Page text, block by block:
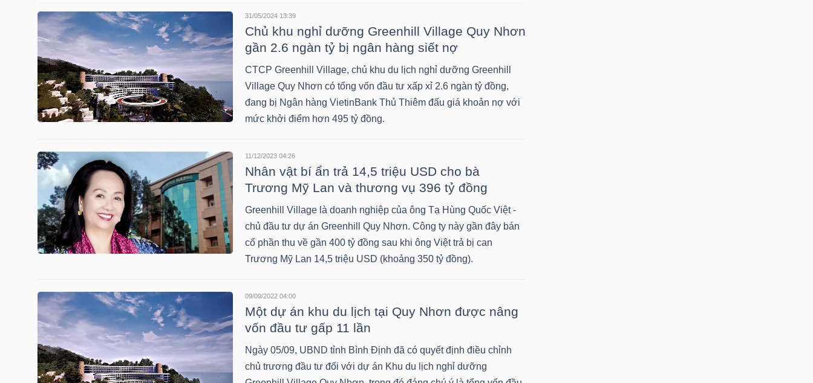
31/05/2024 13:39
Chủ khu nghỉ dưỡng Greenhill Village Quy Nhơn
gần 2.6 ngàn tỷ bị ngân hàng siết nợ
CTCP Greenhill Village, chủ khu du lịch nghỉ dưỡng Greenhill
Village Quy Nhơn có tổng vốn đầu tư xấp xỉ 2.6 ngàn tỷ đồng,
đang bị Ngân hàng VietinBank Thủ Thiêm đấu giá khoản nợ với
mức khởi điểm hơn 495 tỷ đồng.
11/12/2023 04:26
Nhân vật bí ẩn trả 14,5 triệu USD cho bà
Trương Mỹ Lan và thương vụ 396 tỷ đồng
Greenhill Village là doanh nghiệp của ông Tạ Hùng Quốc Việt -
chủ đầu tư dự án Greenhill Quy Nhơn. Công ty này gần đây bán
cổ phần thu về gần 400 tỷ đồng sau khi ông Việt trả bị can
Trương Mỹ Lan 14,5 triệu USD (khoảng 350 tỷ đồng).
09/09/2022 04:00
Một dự án khu du lịch tại Quy Nhơn được nâng
vốn đầu tư gấp 11 lần
Ngày 05/09, UBND tỉnh Bình Định đã có quyết định điều chỉnh
chủ trương đầu tư đối với dự án Khu du lịch nghỉ dưỡng
NGÀNH
DOANH
NGHIỆP
PHIẾU
PHÁI
SINH
TRÁI
PHIẾU
CÔNG